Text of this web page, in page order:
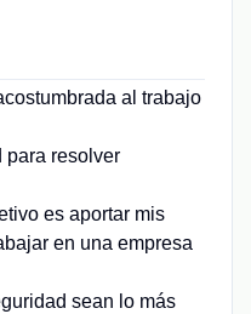
al trabajo
para resolver
es aportar mis
en una empresa
sean lo más